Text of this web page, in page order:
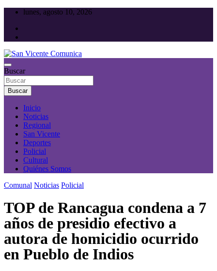
Saltar
contenido
lunes, agosto 10, 2026
San Vicente Comunica
Toda la actualidad noticiosa de nuestra comuna
Buscar
Buscar
Inicio
Noticias
Regional
San Vicente
Deportes
Policial
Cultural
Quiénes Somos
Comunal Noticias Policial
TOP de Rancagua condena a 7
años de presidio efectivo a
autora de homicidio ocurrido
en Pueblo de Indios